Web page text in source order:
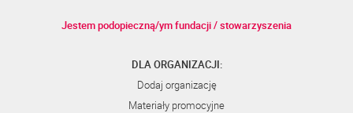
Jestem podopieczną/ym fundacji / stowarzyszenia
DLA ORGANIZACJI:
Dodaj organizację
Materiały promocyjne